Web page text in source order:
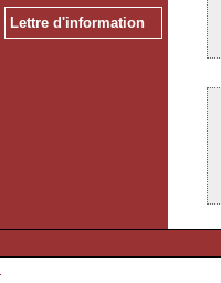
Lettre d'information